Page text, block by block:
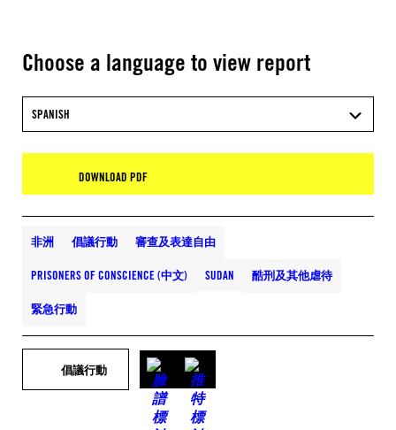
Choose a language to view report
SPANISH
DOWNLOAD PDF
非洲 倡議行動 審查及表達自由
PRISONERS OF CONSCIENCE (中文) SUDAN 酷刑及其他虐待
緊急行動
倡議行動